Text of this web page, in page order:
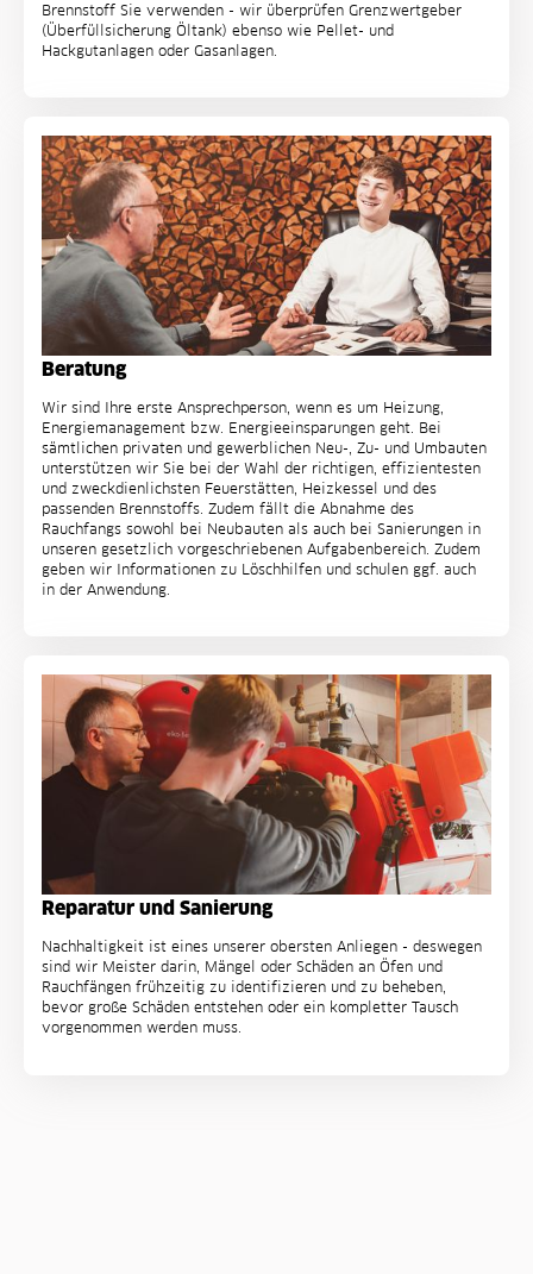
Brennstoff Sie verwenden - wir überprüfen Grenzwertgeber
(Überfüllsicherung Öltank) ebenso wie Pellet- und
Hackgutanlagen oder Gasanlagen.
Beratung
Wir sind Ihre erste Ansprechperson, wenn es um Heizung,
Energiemanagement bzw. Energieeinsparungen geht. Bei
sämtlichen privaten und gewerblichen Neu-, Zu- und Umbauten
unterstützen wir Sie bei der Wahl der richtigen, effizientesten
und zweckdienlichsten Feuerstätten, Heizkessel und des
passenden Brennstoffs. Zudem fällt die Abnahme des
Rauchfangs sowohl bei Neubauten als auch bei Sanierungen in
unseren gesetzlich vorgeschriebenen Aufgabenbereich. Zudem
geben wir Informationen zu Löschhilfen und schulen ggf. auch
in der Anwendung.
Reparatur und Sanierung
Nachhaltigkeit ist eines unserer obersten Anliegen - deswegen
sind wir Meister darin, Mängel oder Schäden an Öfen und
Rauchfängen frühzeitig zu identifizieren und zu beheben,
bevor große Schäden entstehen oder ein kompletter Tausch
vorgenommen werden muss.